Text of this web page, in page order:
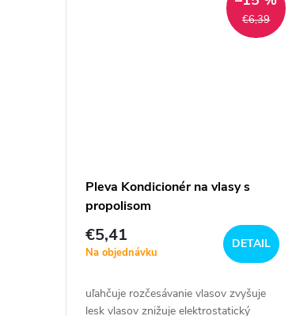
€6,39
Pleva Kondicionér na vlasy s
propolisom
€5,41
Na objednávku
DETAIL
uľahčuje rozčesávanie vlasov zvyšuje
lesk vlasov znižuje elektrostatický